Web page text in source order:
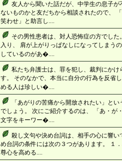
友人から聞いた話だが、中学生の息子
ないものかと友だちから相談されたので、
笑わせ」と助言し....
その男性患者は、対人恐怖症の方でし
入り、 肩が上がりっぱなしになってしまう
しているのがあ�....
私たち弁護士は、罪を犯し、裁判にか
す。 そのなかで、本当に自分の行為を反省
める人は珍しい�....
「あがりの苦痛から開放されたい」と
でしょう。 次にご紹介するのは、 「あ・が
文字をキーワー�....
殺し文句や決め台詞は、相手の心に響
め台詞の条件には次の３つがあります。 １
尊心を高める....